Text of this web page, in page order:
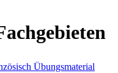
Übungsmaterial